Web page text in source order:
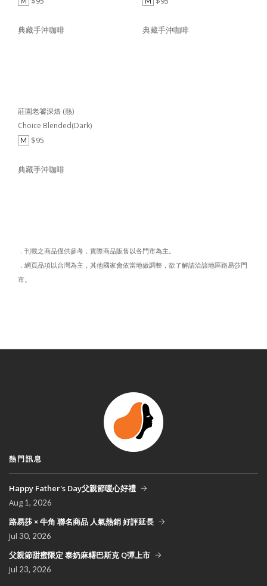
典藏手沖咖啡 典藏手沖咖啡
莊園老饕深焙 (熱)
Choice Blended(Dark)
M $95
典藏手沖咖啡
．刊載之商品僅供參考，實際商品販售以各門市為主。
．網頁品項以台灣為主，其他國家會依當地做調整，欲了解請洽該地區路易莎門
市。
熱門訊息
Happy Father's Day父親節暖心好禮
Aug 1, 2026
路易莎 × 牛角 聯名商品 人氣熱銷 好評延長
Jul 30, 2026
父親節甜蜜限定 泰奶麻糬巴斯克 Q彈上市
Jul 23, 2026